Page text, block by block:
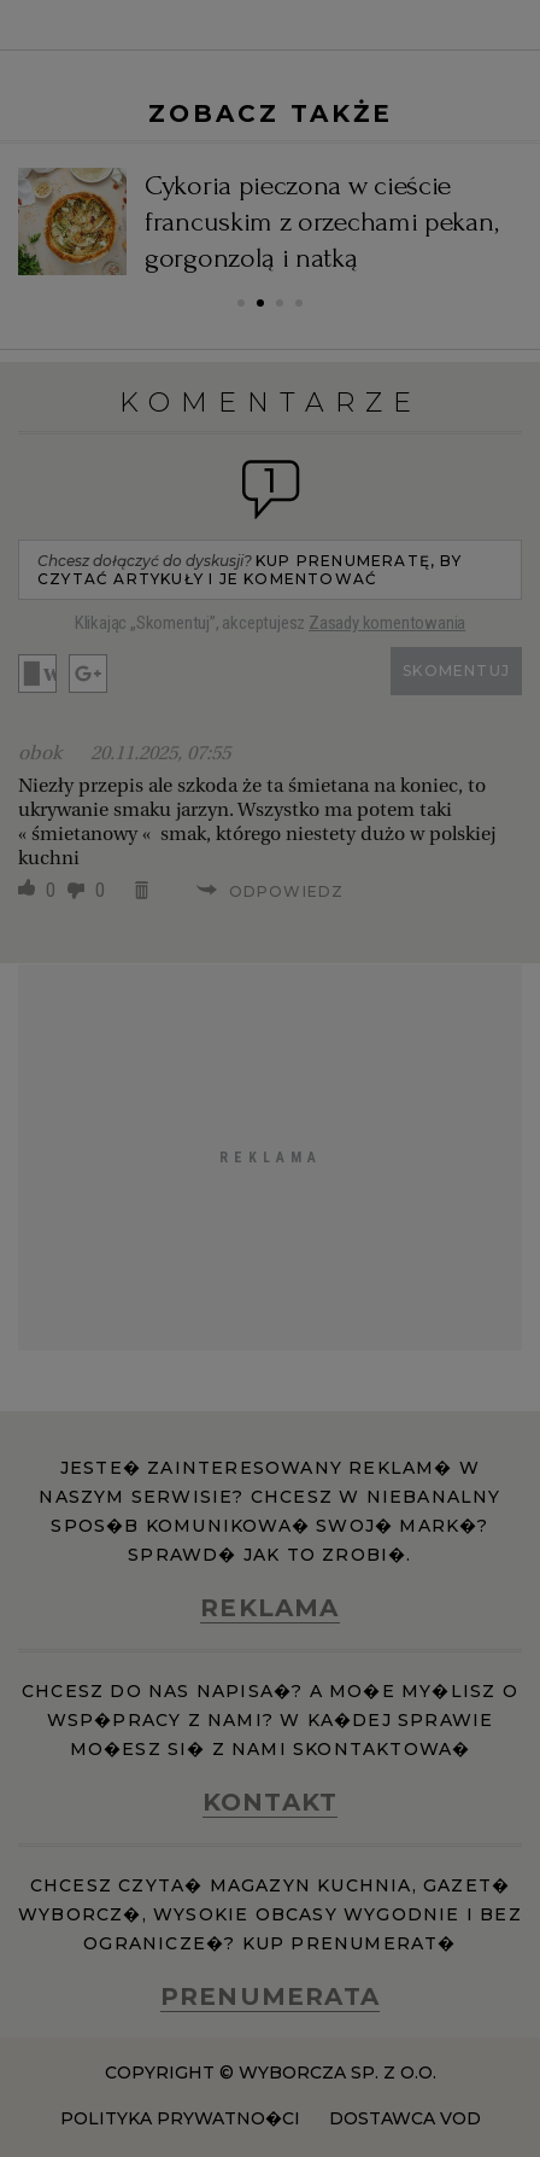
ZOBACZ TAKŻE
Cykoria pieczona w cieście
francuskim z orzechami pekan,
gorgonzolą i natką
KOMENTARZE
1
Chcesz dołączyć do dyskusji? KUP PRENUMERATĘ, BY
CZYTAĆ ARTYKUŁY I JE KOMENTOWAĆ
Klikając „Skomentuj”, akceptujesz Zasady komentowania
SKOMENTUJ
obok
20.11.2025, 07:55
Niezły przepis ale szkoda że ta śmietana na koniec, to
ukrywanie smaku jarzyn. Wszystko ma potem taki
« śmietanowy « smak, którego niestety dużo w polskiej
kuchni
0 0 ODPOWIEDZ
JESTE� ZAINTERESOWANY REKLAM� W
NASZYM SERWISIE? CHCESZ W NIEBANALNY
SPOS�B KOMUNIKOWA� SWOJ� MARK�?
SPRAWD� JAK TO ZROBI�.
REKLAMA
CHCESZ DO NAS NAPISA�? A MO�E MY�LISZ O
WSP�PRACY Z NAMI? W KA�DEJ SPRAWIE
MO�ESZ SI� Z NAMI SKONTAKTOWA�
KONTAKT
CHCESZ CZYTA� MAGAZYN KUCHNIA, GAZET�
WYBORCZ�, WYSOKIE OBCASY WYGODNIE I BEZ
OGRANICZE�? KUP PRENUMERAT�
PRENUMERATA
COPYRIGHT © WYBORCZA SP. Z O.O.
POLITYKA PRYWATNO�CI DOSTAWCA VOD